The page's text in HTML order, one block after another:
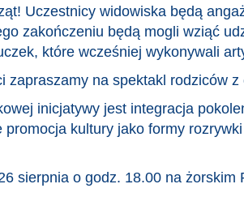
Uczestnicy widowiska będą
zakończeniu będą mogli wziąć
które wcześniej wykonywali
zapraszamy na spektakl rodziców
inicjatywy jest integracja
promocja kultury jako formy
sierpnia o godz. 18.00 na żorskim